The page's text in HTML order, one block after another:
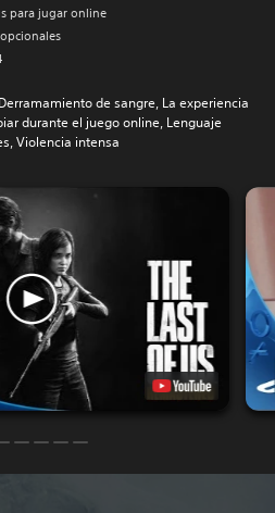
para jugar online
de sangre, La experiencia
durante el juego online, Lenguaje
Violencia intensa